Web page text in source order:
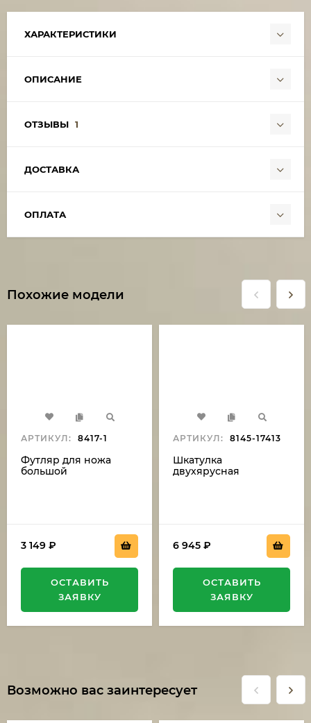
ХАРАКТЕРИСТИКИ
ОПИСАНИЕ
ОТЗЫВЫ 1
ДОСТАВКА
ОПЛАТА
Похожие модели
АРТИКУЛ: 8417-1
Футляр для ножа
большой
3 149 ₽
ОСТАВИТЬ
ЗАЯВКУ
АРТИКУЛ: 8145-17413
Шкатулка
двухярусная
6 945 ₽
ОСТАВИТЬ
ЗАЯВКУ
Возможно вас заинтересует